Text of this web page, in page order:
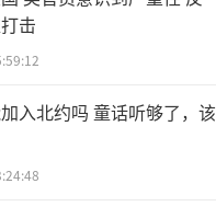
击
入北约吗 童话听够了，该